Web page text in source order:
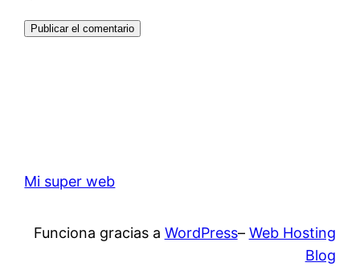
Mi super web
Funciona gracias a WordPress– Web Hosting
Blog